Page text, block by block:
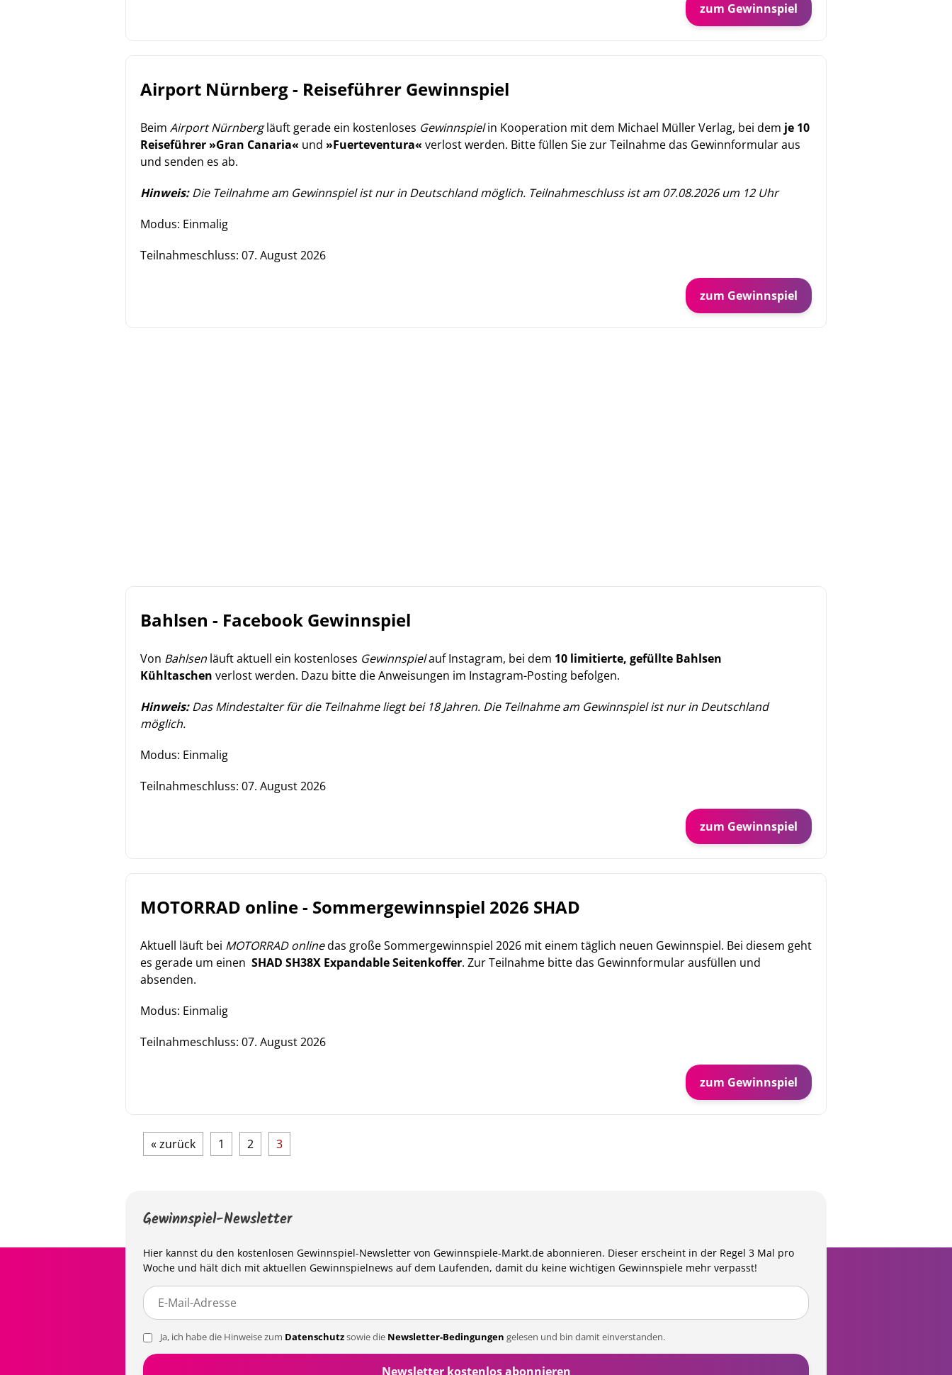
zum Gewinnspiel
Airport Nürnberg - Reiseführer Gewinnspiel
Beim Airport Nürnbergläuft gerade ein kostenloses Gewinnspielin Kooperation mit dem Michael Müller Verlag, bei dem je 10
Reiseführer »Gran Canaria« und »Fuerteventura« verlost werden. Bitte füllen Sie zur Teilnahme das Gewinnformular aus
und senden es ab.
Hinweis:Die Teilnahme am Gewinnspielist nur in Deutschland möglich. Teilnahmeschluss ist am 07.08.2026 um 12 Uhr
Modus: Einmalig
Teilnahmeschluss: 07. August 2026
zum Gewinnspiel
Bahlsen - Facebook Gewinnspiel
Von Bahlsen läuft aktuell ein kostenloses Gewinnspielauf Instagram, bei dem 10 limitierte, gefüllte Bahlsen
Kühltaschen verlost werden. Dazu bitte die Anweisungen im Instagram-Posting befolgen.
Hinweis:Das Mindestalter für die Teilnahme liegt bei 18 Jahren. Die Teilnahme am Gewinnspielist nur in Deutschland
möglich.
Modus: Einmalig
Teilnahmeschluss: 07. August 2026
zum Gewinnspiel
MOTORRAD online - Sommergewinnspiel 2026 SHAD
Aktuell läuft bei MOTORRAD onlinedas große Sommergewinnspiel 2026 mit einem täglich neuen Gewinnspiel. Bei diesem geht
es gerade um einen SHAD SH38X Expandable Seitenkoffer. Zur Teilnahme bitte das Gewinnformular ausfüllen und
absenden.
Modus: Einmalig
Teilnahmeschluss: 07. August 2026
zum Gewinnspiel
« zurück 1 2 3
Gewinnspiel-Newsletter
Hier kannst du den kostenlosen Gewinnspiel-Newsletter von Gewinnspiele-Markt.de abonnieren. Dieser erscheint in der Regel 3 Mal pro
Woche und hält dich mit aktuellen Gewinnspielnews auf dem Laufenden, damit du keine wichtigen Gewinnspiele mehr verpasst!
Ja, ich habe die Hinweise zum Datenschutzsowie die Newsletter-Bedingungen gelesen und bin damit einverstanden.